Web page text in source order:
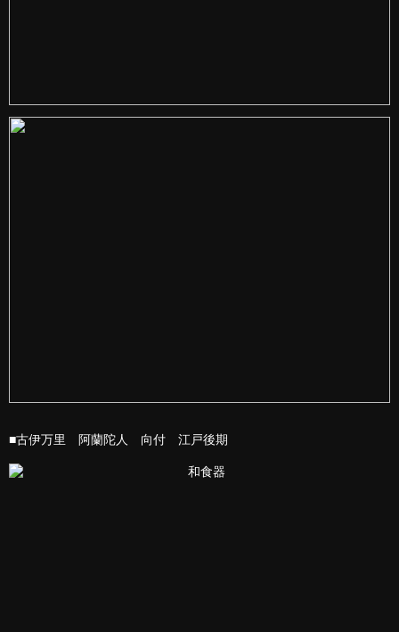
■古伊万里 阿蘭陀人 向付 江戸後期